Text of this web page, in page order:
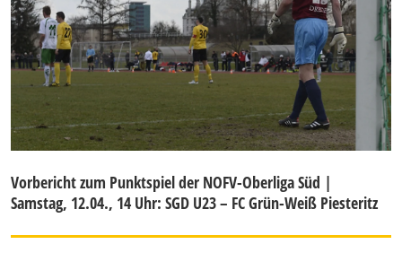
Vorbericht zum Punktspiel der NOFV-Oberliga Süd |
Samstag, 12.04., 14 Uhr: SGD U23 – FC Grün-Weiß Piesteritz